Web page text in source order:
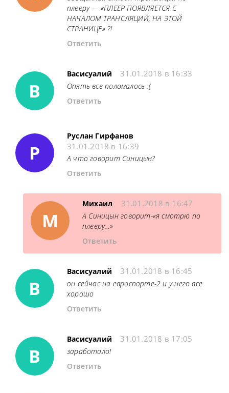
плееру — «ПЛЕЕР ПОЯВЛЯЕТСЯ С
НАЧАЛОМ ТРАНСЛЯЦИЙ, НА ЭТОЙ
СТРАНИЦЕ» ?!
Ответить
В
Васисуалий 31.01.2018 в 16:33
Опять все поломалось :(
Ответить
Р
Руслан Гирфанов
31.01.2018 в 16:39
А что говорит Синицын?
Ответить
М
Михаил 31.01.2018 в 16:47
А Синицын говорит-«я смотрю по
плееру…»
Ответить
В
Васисуалий 31.01.2018 в 16:45
он сейчас на евроспорте-2 и у него все
хорошо
Ответить
В
Васисуалий 31.01.2018 в 17:05
заработало!
Ответить